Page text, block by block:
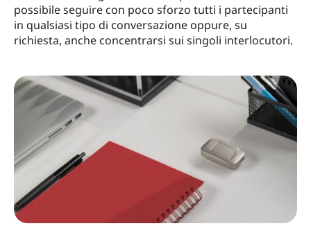
possibile seguire con poco sforzo tutti i partecipanti
in qualsiasi tipo di conversazione oppure, su
richiesta, anche concentrarsi sui singoli interlocutori.